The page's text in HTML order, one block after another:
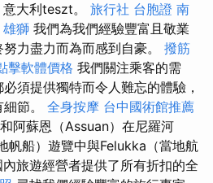
大利teszt。 旅行社 台胞證 南
雄獅 我們為我們經驗豐富且敬業
力盡力而為而感到自豪。 撥筋
擊軟體價格 我們關注乘客的需
須提供獨特而令人難忘的體驗，
節。 全身按摩 台中國術館推薦
阿蘇恩（Assuan）在尼羅河
帆船）遊覽中與Felukka（當地航
內旅遊經營者提供了所有折扣的全